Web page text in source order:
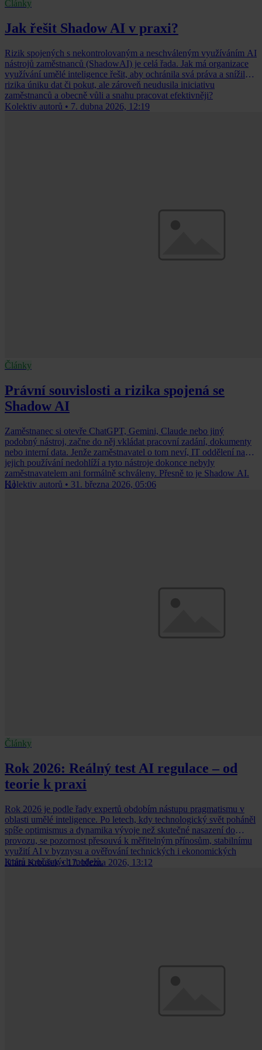
Články
Jak řešit Shadow AI v praxi?
Rizik spojených s nekontrolovaným a neschváleným využíváním AI
nástrojů zaměstnanců (ShadowAI) je celá řada. Jak má organizace
využívání umělé inteligence řešit, aby ochránila svá práva a snížila
rizika úniku dat či pokut, ale zároveň neudusila iniciativu
zaměstnanců a obecně vůli a snahu pracovat efektivněji?
Kolektiv autorů • 7. dubna 2026, 12:19
Články
Právní souvislosti a rizika spojená se
Shadow AI
Zaměstnanec si otevře ChatGPT, Gemini, Claude nebo jiný
podobný nástroj, začne do něj vkládat pracovní zadání, dokumenty
nebo interní data. Jenže zaměstnavatel o tom neví, IT oddělení na
jejich používání nedohlíží a tyto nástroje dokonce nebyly
zaměstnavatelem ani formálně schváleny. Přesně to je Shadow AI.
[1]
Kolektiv autorů • 31. března 2026, 05:06
Články
Rok 2026: Reálný test AI regulace – od
teorie k praxi
Rok 2026 je podle řady expertů obdobím nástupu pragmatismu v
oblasti umělé inteligence. Po letech, kdy technologický svět poháněl
spíše optimismus a dynamika vývoje než skutečné nasazení do
provozu, se pozornost přesouvá k měřitelným přínosům, stabilnímu
využití AI v byznysu a ověřování technických i ekonomických
limitů současných modelů.
Klára Krbušek • 17. března 2026, 13:12